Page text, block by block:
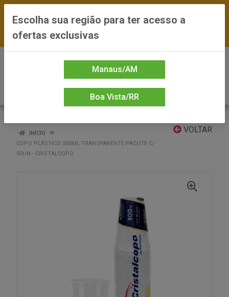
— *Preços exclusivos do site — Entrega em até
VOLTAR
INÍCIO
COPO PLÁSTICO 500ML TRANSPARENTE PACOTE C/
50UN - CRISTALCOPO
Escolha sua região para ter acesso a
ofertas exclusivas
Manaus/AM
Boa Vista/RR